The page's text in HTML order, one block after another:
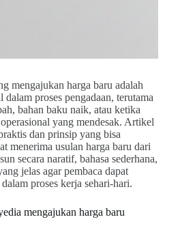
mengajukan harga baru adalah
proses pengadaan, terutama
bahan baku naik, atau ketika
yang mendesak. Artikel
dan prinsip yang bisa
menerima usulan harga baru dari
secara naratif, bahasa sederhana,
jelas agar pembaca dapat
proses kerja sehari-hari.
mengajukan harga baru